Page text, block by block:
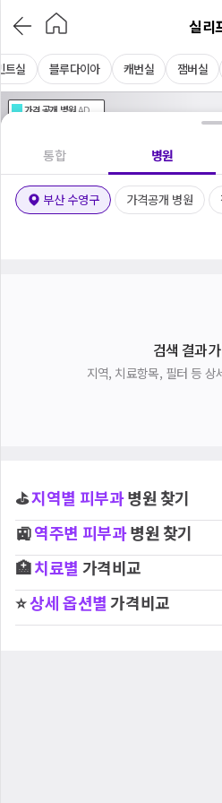
실리
민트실 블루다이아 캐번실 잼버실
가격공개 병원AD
통합 병원
부산 수영구 가격공개 병원
검색 결과
지역, 치료항목, 필터 등
⛳지역별 피부과병원 찾기
🚉역주변 피부과병원 찾기
🏥치료별 가격비교
⭐상세 옵션별가격비교